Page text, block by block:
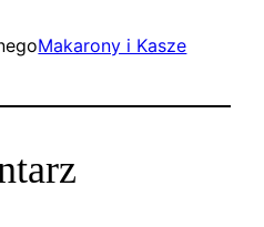
Makarony i Kasze